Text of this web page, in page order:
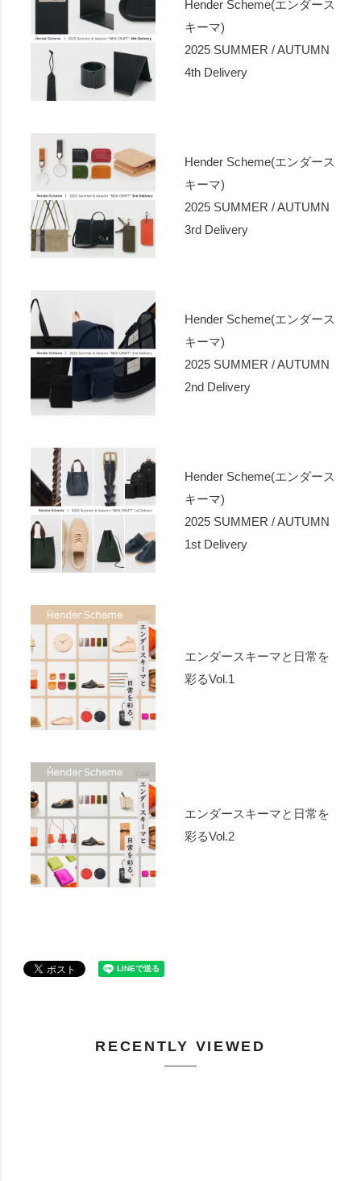
Hender Scheme(エンダース
キーマ)
2025 SUMMER / AUTUMN
4th Delivery
Hender Scheme(エンダース
キーマ)
2025 SUMMER / AUTUMN
3rd Delivery
Hender Scheme(エンダース
キーマ)
2025 SUMMER / AUTUMN
2nd Delivery
Hender Scheme(エンダース
キーマ)
2025 SUMMER / AUTUMN
1st Delivery
エンダースキーマと日常を
彩るVol.1
エンダースキーマと日常を
彩るVol.2
RECENTLY VIEWED